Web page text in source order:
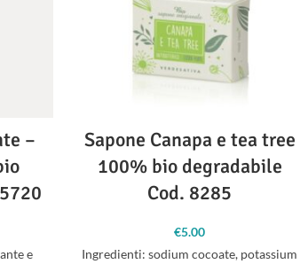
–
e
Sapone Canapa e tea tree
100% bio degradabile
Cod. 8285
€5.00
Ingredienti: sodium cocoate, potassium